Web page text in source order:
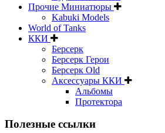
Прочие Миниатюры
Kabuki Models
World of Tanks
ККИ
Берсерк
Берсерк Герои
Берсерк Old
Аксессуары ККИ
Альбомы
Протектора
Полезные ссылки